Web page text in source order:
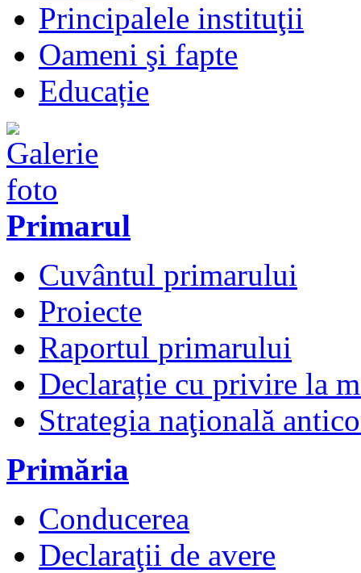
Principalele instituţii
Oameni şi fapte
Educație
Primarul
Cuvântul primarului
Proiecte
Raportul primarului
Declarație cu privire la
Strategia naţională
Primăria
Conducerea
Declaraţii de avere